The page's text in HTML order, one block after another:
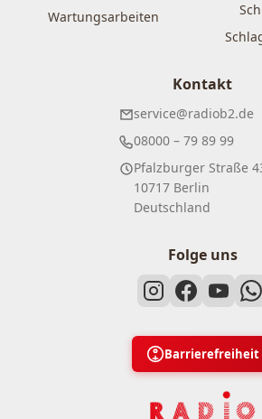
Wartungsarbeiten
Kontakt
service@radiob2.de
08000 – 79 89 99
Pfalzburger Straße
10717 Berlin
Deutschland
Folge uns
Barrierefreiheit